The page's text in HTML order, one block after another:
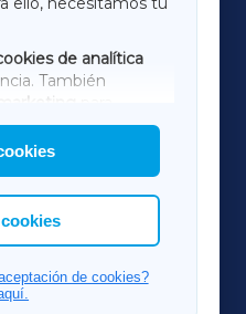
de analítica
También
la elección de
de cookies?